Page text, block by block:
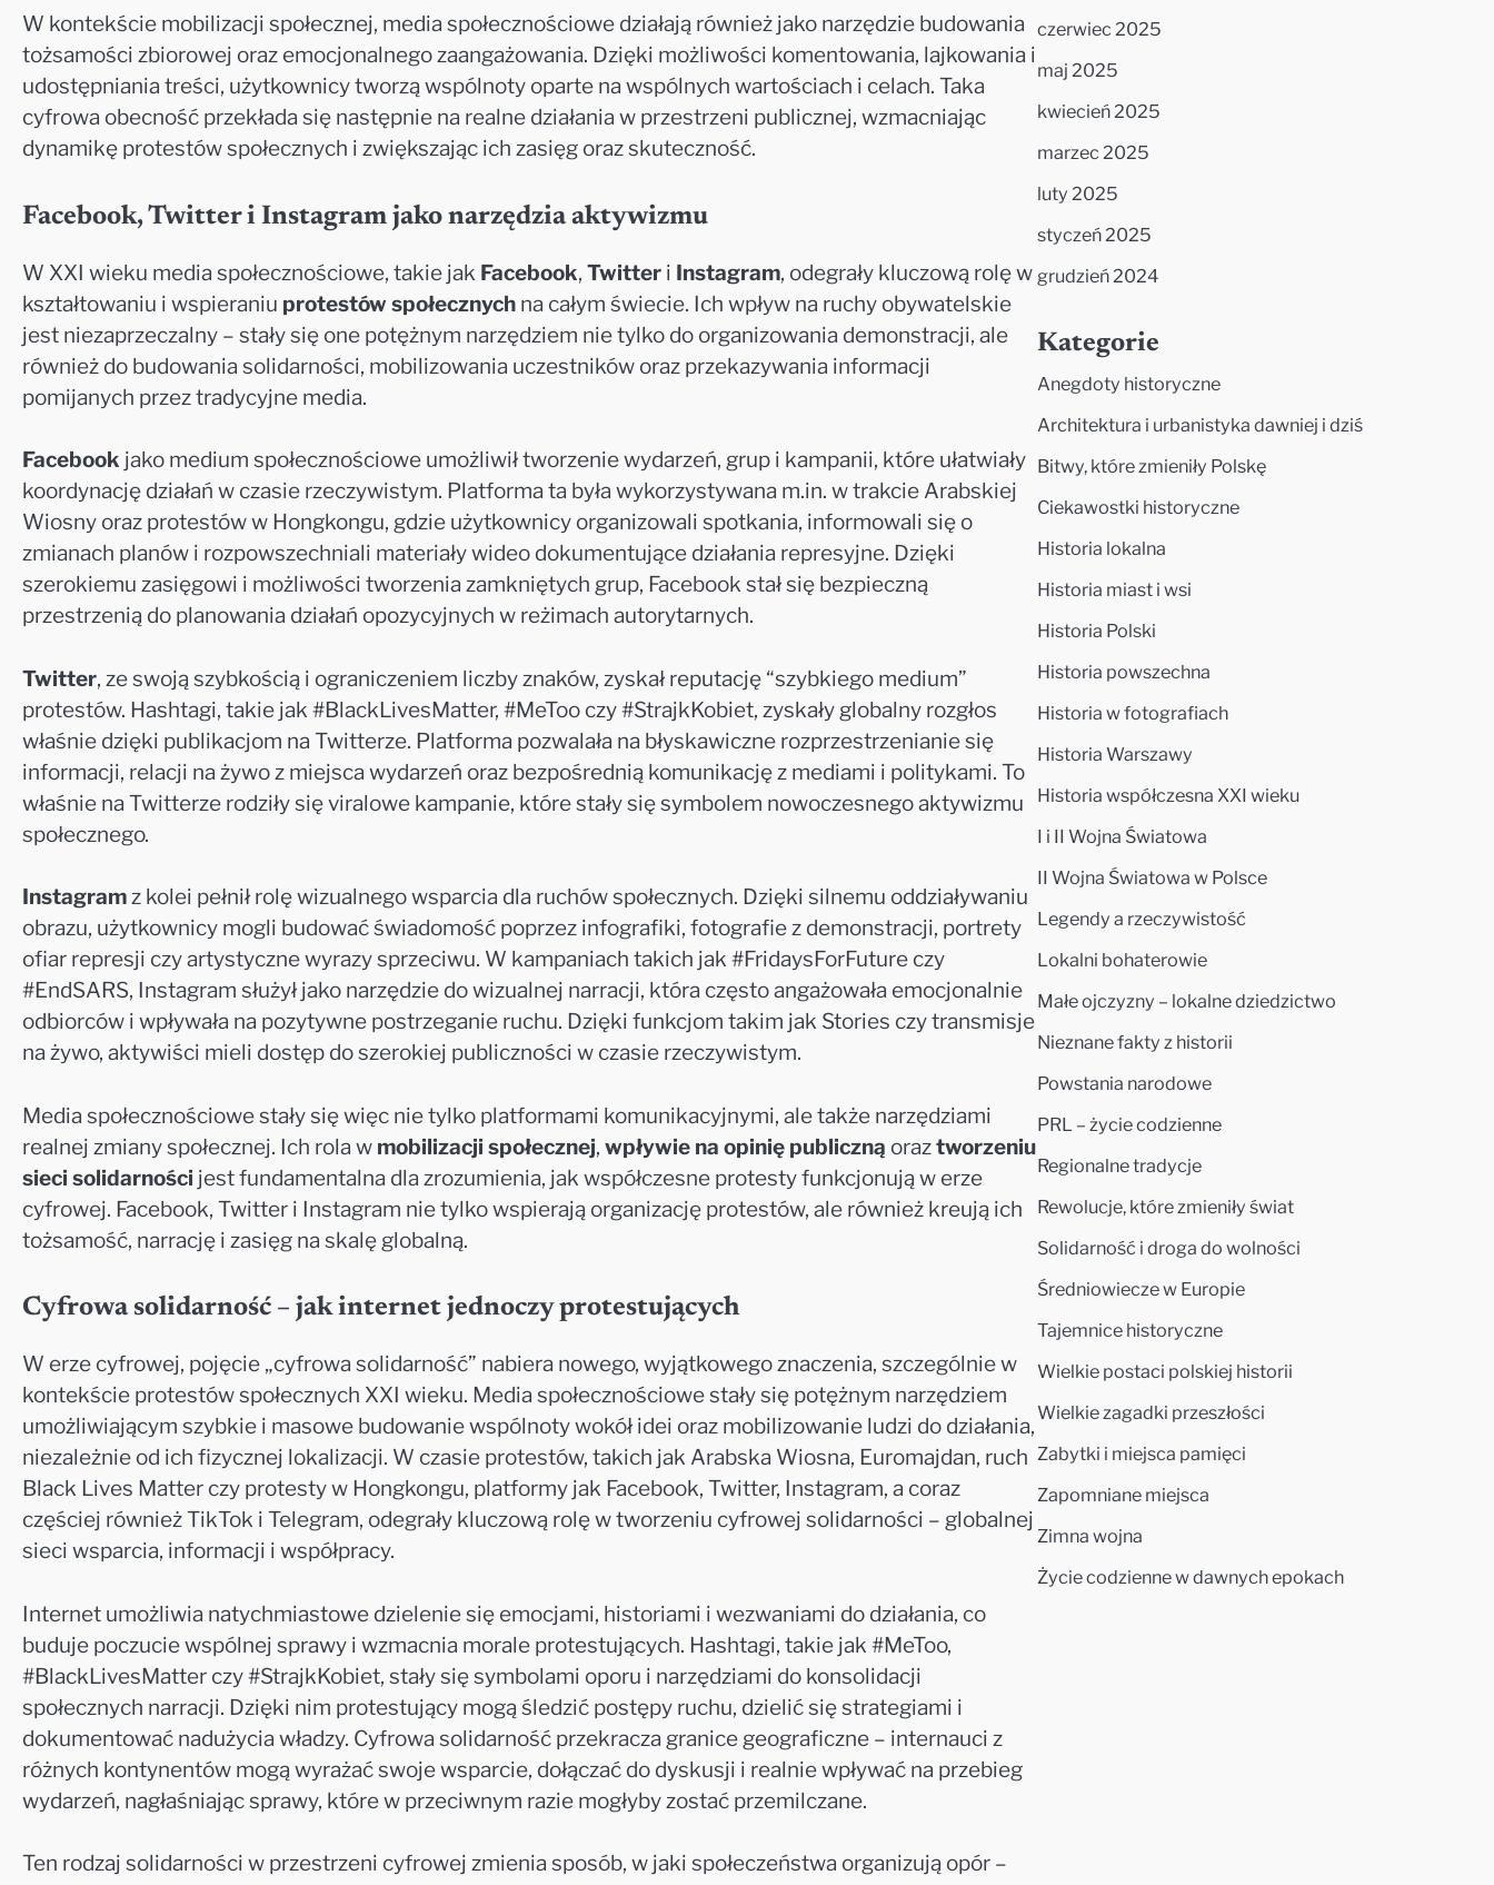
W kontekście mobilizacji społecznej, media społecznościowe działają również jako narzędzie budowania
tożsamości zbiorowej oraz emocjonalnego zaangażowania. Dzięki możliwości komentowania, lajkowania i
udostępniania treści, użytkownicy tworzą wspólnoty oparte na wspólnych wartościach i celach. Taka
cyfrowa obecność przekłada się następnie na realne działania w przestrzeni publicznej, wzmacniając
dynamikę protestów społecznych i zwiększając ich zasięg oraz skuteczność.
Facebook, Twitter i Instagram jako narzędzia aktywizmu
W XXI wieku media społecznościowe, takie jak Facebook, Twitter i Instagram, odegrały kluczową rolę w
kształtowaniu i wspieraniu protestów społecznych na całym świecie. Ich wpływ na ruchy obywatelskie
jest niezaprzeczalny – stały się one potężnym narzędziem nie tylko do organizowania demonstracji, ale
również do budowania solidarności, mobilizowania uczestników oraz przekazywania informacji
pomijanych przez tradycyjne media.
Facebook jako medium społecznościowe umożliwił tworzenie wydarzeń, grup i kampanii, które ułatwiały
koordynację działań w czasie rzeczywistym. Platforma ta była wykorzystywana m.in. w trakcie Arabskiej
Wiosny oraz protestów w Hongkongu, gdzie użytkownicy organizowali spotkania, informowali się o
zmianach planów i rozpowszechniali materiały wideo dokumentujące działania represyjne. Dzięki
szerokiemu zasięgowi i możliwości tworzenia zamkniętych grup, Facebook stał się bezpieczną
przestrzenią do planowania działań opozycyjnych w reżimach autorytarnych.
Twitter, ze swoją szybkością i ograniczeniem liczby znaków, zyskał reputację “szybkiego medium”
protestów. Hashtagi, takie jak #BlackLivesMatter, #MeToo czy #StrajkKobiet, zyskały globalny rozgłos
właśnie dzięki publikacjom na Twitterze. Platforma pozwalała na błyskawiczne rozprzestrzenianie się
informacji, relacji na żywo z miejsca wydarzeń oraz bezpośrednią komunikację z mediami i politykami. To
właśnie na Twitterze rodziły się viralowe kampanie, które stały się symbolem nowoczesnego aktywizmu
społecznego.
Instagramz kolei pełnił rolę wizualnego wsparcia dla ruchów społecznych. Dzięki silnemu oddziaływaniu
obrazu, użytkownicy mogli budować świadomość poprzez infografiki, fotografie z demonstracji, portrety
ofiar represji czy artystyczne wyrazy sprzeciwu. W kampaniach takich jak #FridaysForFuture czy
#EndSARS, Instagram służył jako narzędzie do wizualnej narracji, która często angażowała emocjonalnie
odbiorców i wpływała na pozytywne postrzeganie ruchu. Dzięki funkcjom takim jak Stories czy transmisje
na żywo, aktywiści mieli dostęp do szerokiej publiczności w czasie rzeczywistym.
Media społecznościowe stały się więc nie tylko platformami komunikacyjnymi, ale także narzędziami
realnej zmiany społecznej. Ich rola w mobilizacji społecznej, wpływie na opinię publiczną oraztworzeniu
sieci solidarności jest fundamentalna dla zrozumienia, jak współczesne protesty funkcjonują w erze
cyfrowej. Facebook, Twitter i Instagram nie tylko wspierają organizację protestów, ale również kreują ich
tożsamość, narrację i zasięg na skalę globalną.
Cyfrowa solidarność – jak internet jednoczy protestujących
W erze cyfrowej, pojęcie „cyfrowa solidarność” nabiera nowego, wyjątkowego znaczenia, szczególnie w
kontekście protestów społecznych XXI wieku. Media społecznościowe stały się potężnym narzędziem
umożliwiającym szybkie i masowe budowanie wspólnoty wokół idei oraz mobilizowanie ludzi do działania,
niezależnie od ich fizycznej lokalizacji. W czasie protestów, takich jak Arabska Wiosna, Euromajdan, ruch
Black Lives Matter czy protesty w Hongkongu, platformy jak Facebook, Twitter, Instagram, a coraz
częściej również TikTok i Telegram, odegrały kluczową rolę w tworzeniu cyfrowej solidarności – globalnej
sieci wsparcia, informacji i współpracy.
Internet umożliwia natychmiastowe dzielenie się emocjami, historiami i wezwaniami do działania, co
buduje poczucie wspólnej sprawy i wzmacnia morale protestujących. Hashtagi, takie jak #MeToo,
#BlackLivesMatter czy #StrajkKobiet, stały się symbolami oporu i narzędziami do konsolidacji
społecznych narracji. Dzięki nim protestujący mogą śledzić postępy ruchu, dzielić się strategiami i
dokumentować nadużycia władzy. Cyfrowa solidarność przekracza granice geograficzne – internauci z
różnych kontynentów mogą wyrażać swoje wsparcie, dołączać do dyskusji i realnie wpływać na przebieg
wydarzeń, nagłaśniając sprawy, które w przeciwnym razie mogłyby zostać przemilczane.
Ten rodzaj solidarności w przestrzeni cyfrowej zmienia sposób, w jaki społeczeństwa organizują opór –
czerwiec 2025
maj 2025
kwiecień 2025
marzec 2025
luty 2025
styczeń 2025
grudzień 2024
Kategorie
Anegdoty historyczne
Architektura i urbanistyka dawniej i dziś
Bitwy, które zmieniły Polskę
Ciekawostki historyczne
Historia lokalna
Historia miast i wsi
Historia Polski
Historia powszechna
Historia w fotografiach
Historia Warszawy
Historia współczesna XXI wieku
I i II Wojna Światowa
II Wojna Światowa w Polsce
Legendy a rzeczywistość
Lokalni bohaterowie
Małe ojczyzny – lokalne dziedzictwo
Nieznane fakty z historii
Powstania narodowe
PRL – życie codzienne
Regionalne tradycje
Rewolucje, które zmieniły świat
Solidarność i droga do wolności
Średniowiecze w Europie
Tajemnice historyczne
Wielkie postaci polskiej historii
Wielkie zagadki przeszłości
Zabytki i miejsca pamięci
Zapomniane miejsca
Zimna wojna
Życie codzienne w dawnych epokach